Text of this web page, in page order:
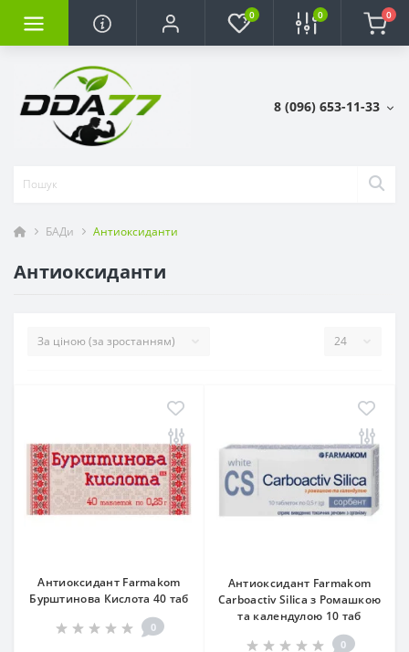
0 0 0
8 (096) 653-11-33
БАДи Антиоксиданти
Антиоксиданти
Антиоксидант Farmakom
Бурштинова Кислота 40 таб
0
Антиоксидант Farmakom
Carboactiv Silica з Ромашкою
та календулою 10 таб
0